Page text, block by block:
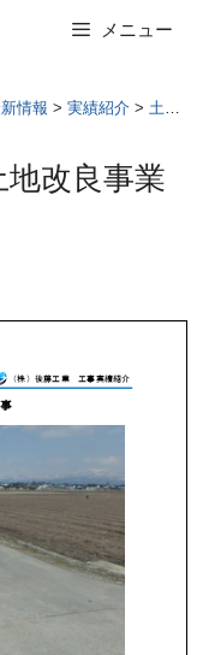
メニュー
情報 > 実績紹介 > 土木工事
改良事業